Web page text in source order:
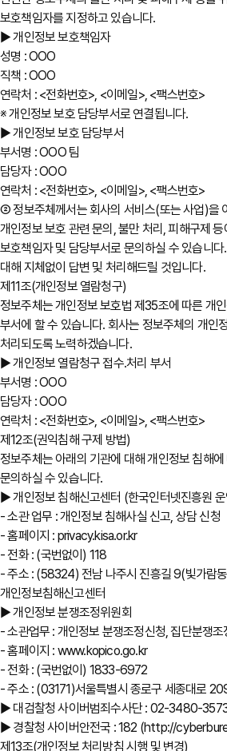
보호책임자를 지정하고 있습니다.
▶ 개인정보 보호책임자
성명 : OOO
직책 : OOO
연락처 : <전화번호>, <이메일>, <팩스번호>
※ 개인정보 보호 담당부서로 연결됩니다.
▶ 개인정보 보호 담당부서
부서명 : OOO 팀
담당자 : OOO
연락처 : <전화번호>, <이메일>, <팩스번호>
② 정보주체께서는 회사의 서비스(또는 사업)을
개인정보 보호 관련 문의, 불만 처리, 피해구제
보호책임자 및 담당부서로 문의하실 수 있습니다
대해 지체없이 답변 및 처리해드릴 것입니다.
제11조(개인정보 열람청구)
정보주체는 개인정보 보호법 제35조에 따른 개
부서에 할 수 있습니다. 회사는 정보주체의 개인
처리되도록 노력하겠습니다.
▶ 개인정보 열람청구 접수․처리 부서
부서명 : OOO
담당자 : OOO
연락처 : <전화번호>, <이메일>, <팩스번호>
제12조(권익침해 구제 방법)
정보주체는 아래의 기관에 대해 개인정보 침해
문의하실 수 있습니다.
▶ 개인정보 침해신고센터 (한국인터넷진흥원
- 소관 업무 : 개인정보 침해사실 신고, 상담 신청
- 홈페이지 : privacy.kisa.or.kr
- 전화 : (국번없이) 118
- 주소 : (58324) 전남 나주시 진흥길 9(빛가람
개인정보침해신고센터
▶ 개인정보 분쟁조정위원회
- 소관업무 : 개인정보 분쟁조정신청, 집단분쟁
- 홈페이지 : www.kopico.go.kr
- 전화 : (국번없이) 1833-6972
- 주소 : (03171)서울특별시 종로구 세종대로
▶ 대검찰청 사이버범죄수사단 : 02-3480-
▶ 경찰청 사이버안전국 : 182 (http://
제13조(개인정보 처리방침 시행 및 변경)